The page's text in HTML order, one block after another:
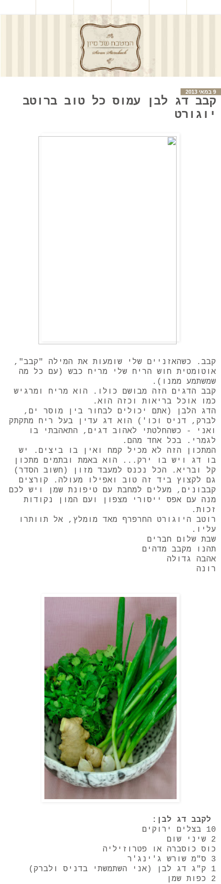
9 במאי 2013
קבב דג לבן עמוס כל טוב ברוטב
יוגורט
קבב. כשהאזניים שלי שומעות את המילה "קבב",
אוטומטית חוש הריח שלי מריח כבש (עם כל מה
שמשתמע ממנו).
קבב הדגים הזה מבושם כולו. הוא מריח ומרגיש
כמו אוכל בריאות וכזה הוא.
הדג הלבן (אתם יכולים לבחור בין מוסר ים,
לברק, דניס וכו') הוא דג עדין בעל ריח מתקתק
ואני - כשהחלטתי לאהוב דגים, התאהבתי בו
לגמרי. בכל אחד מהם.
המתכון הזה לא מכיל קמח ואין בו ביצים. יש
בו דג ויש בו ירק... הוא באמת ובתמים מתכון
קל ובריא. הכל נכנס למעבד מזון (חשוב הסדר)
גם לקצוץ ביד זה טוב ואפילו מעולה. קורצים
קבבונים, מעלים למחבת עם טיפונת שמן ויש לכם
מנה עם אפס ייסורי מצפון ועם המון נקודות
זכות.
רוטב היוגורט החרפרף מאד מומלץ, אל תוותרו
עליו.
שבת שלום חברים
תהנו מקבב מדהים
אהבה גדולה
רונה
לקבב דג לבן:
10 בצלים ירוקים
2 שיני שום
כוס כוסברה או פטרוזיליה
3 ס"מ שורש ג'ינג'ר
1 ק"ג דג לבן (אני השתמשתי בדניס ולברק)
2 כפות שמן